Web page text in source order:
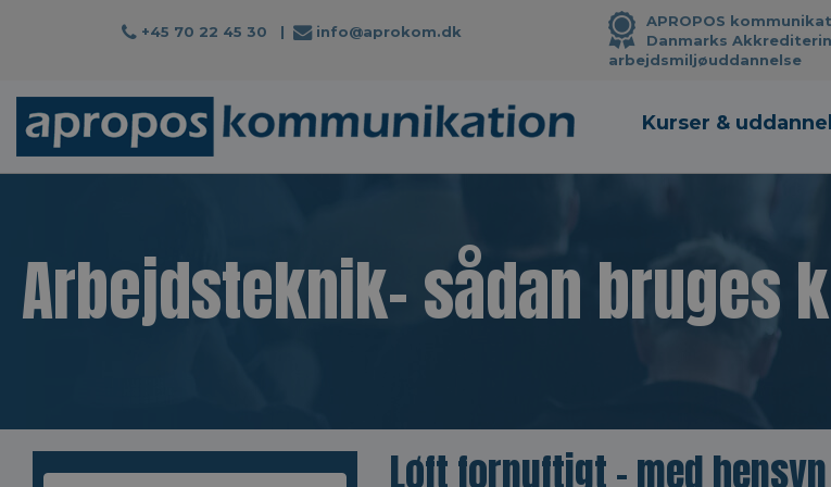
+45 70 22 45 30 | info@aprokom.dk
APROPOS
Danmarks
arbejdsmiljøuddannelse
Kurser &
Arbejdsteknik- sådan bruges
Løft fornuftigt - med